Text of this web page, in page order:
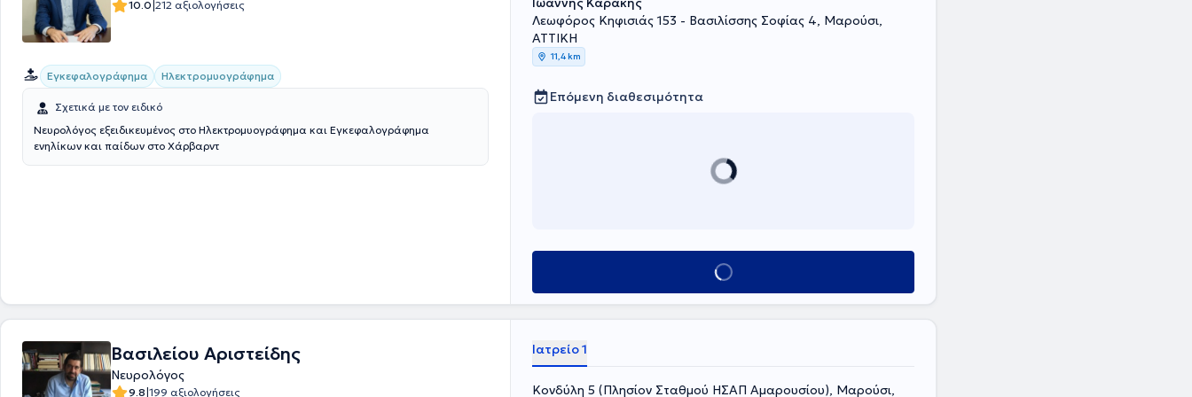
είναι μέλος της Ελληνικής Νευρολογικής Εταιρείας, της Πανελλήνιας Ένωσης κατά
της Επιληψίας, αλλά και της American Academy of Neurology.
10.0|212 αξιολογήσεις
Εγκεφαλογράφημα Ηλεκτρομυογράφημα
Σχετικά με τον ειδικό
Νευρολόγος εξειδικευμένος στο Ηλεκτρομυογράφημα και Εγκεφαλογράφημα
ενηλίκων και παίδων στο Χάρβαρντ
Λεωφόρος Κηφισιάς 153 - Βασιλίσσης Σοφίας 4, Μαρούσι,
ΑΤΤΙΚΗ
11,4 km
Επόμενη διαθεσιμότητα
Κλείσε ραντεβού
Βασιλείου Αριστείδης
Νευρολόγος
9.8|199 αξιολογήσεις
Ιατρείο 1
Κονδύλη 5 (Πλησίον Σταθμού ΗΣΑΠ Αμαρουσίου), Μαρούσι,